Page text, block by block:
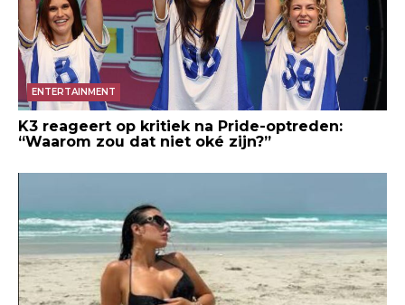
ENTERTAINMENT
K3 reageert op kritiek na Pride-optreden:
“Waarom zou dat niet oké zijn?”